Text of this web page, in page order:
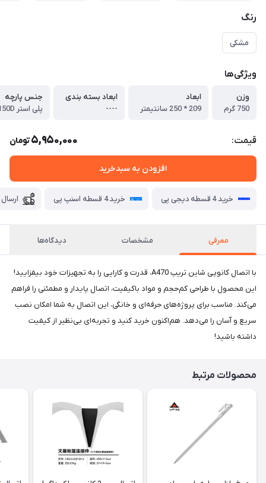
رنگ
مشکی
ویژگی‌ها
وزن
750 گرم
ابعاد
209 * 250 سانتیمتر
ابعاد بسته بندی
----
جنس پارچه
پلی استر 150D
قیمت: 5,950,000تومان
افزودن به سبدخرید
خرید 4 قسطه دیجی پی خرید 4 قسطه اسنپ پی
معرفی مشخصات دیدگاه‌ها
با اتصال کانوپی شاین تریپ A470، قدرت و کارایی را به تجهیزات خود بیفزایید!
این محصول با طراحی کم‌حجم و مواد باکیفیت، اتصال پایدار و مطمئنی را فراهم
می‌کند. مناسب برای پروژه‌های حرفه‌ای و خانگی، این اتصال به شما امکان نصب
سریع و آسان را می‌دهد. هم‌اکنون خرید کنید و تجربه‌ای بی‌نظیر از کیفیت
داشته باشید!
محصولات مرتبط